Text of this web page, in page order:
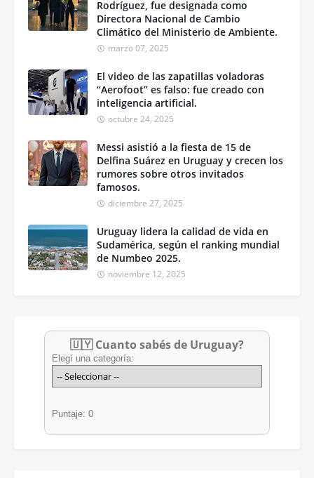
Rodríguez, fue designada como
Directora Nacional de Cambio
Climático del Ministerio de Ambiente.
marzo 07, 2025
El video de las zapatillas voladoras
“Aerofoot” es falso: fue creado con
inteligencia artificial.
octubre 24, 2025
Messi asistió a la fiesta de 15 de
Delfina Suárez en Uruguay y crecen los
rumores sobre otros invitados
famosos.
diciembre 27, 2025
Uruguay lidera la calidad de vida en
Sudamérica, según el ranking mundial
de Numbeo 2025.
noviembre 12, 2025
🇺🇾 Cuanto sabés de Uruguay?
Elegí una categoría:
Puntaje: 0